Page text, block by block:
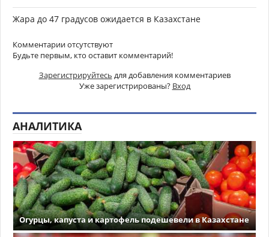
Жара до 47 градусов ожидается в Казахстане
Комментарии отсутствуют
Будьте первым, кто оставит комментарий!
Зарегистрируйтесь для добавления комментариев
Уже зарегистрированы? Вход
АНАЛИТИКА
Огурцы, капуста и картофель подешевели в Казахстане